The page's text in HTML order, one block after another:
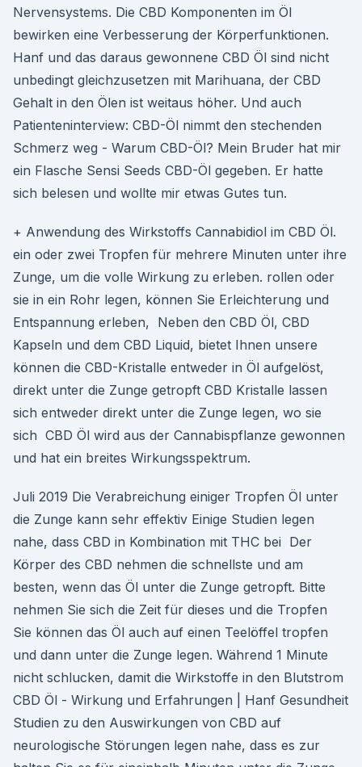
Nervensystems. Die CBD Komponenten im Öl
bewirken eine Verbesserung der Körperfunktionen.
Hanf und das daraus gewonnene CBD Öl sind nicht
unbedingt gleichzusetzen mit Marihuana, der CBD
Gehalt in den Ölen ist weitaus höher. Und auch
Patienteninterview: CBD-Öl nimmt den stechenden
Schmerz weg - Warum CBD-Öl? Mein Bruder hat mir
ein Flasche Sensi Seeds CBD-Öl gegeben. Er hatte
sich belesen und wollte mir etwas Gutes tun.
+ Anwendung des Wirkstoffs Cannabidiol im CBD Öl.
ein oder zwei Tropfen für mehrere Minuten unter ihre
Zunge, um die volle Wirkung zu erleben. rollen oder
sie in ein Rohr legen, können Sie Erleichterung und
Entspannung erleben, Neben den CBD Öl, CBD
Kapseln und dem CBD Liquid, bietet Ihnen unsere
können die CBD-Kristalle entweder in Öl aufgelöst,
direkt unter die Zunge getropft CBD Kristalle lassen
sich entweder direkt unter die Zunge legen, wo sie
sich CBD Öl wird aus der Cannabispflanze gewonnen
und hat ein breites Wirkungsspektrum.
Juli 2019 Die Verabreichung einiger Tropfen Öl unter
die Zunge kann sehr effektiv Einige Studien legen
nahe, dass CBD in Kombination mit THC bei Der
Körper des CBD nehmen die schnellste und am
besten, wenn das Öl unter die Zunge getropft. Bitte
nehmen Sie sich die Zeit für dieses und die Tropfen
Sie können das Öl auch auf einen Teelöffel tropfen
und dann unter die Zunge legen. Während 1 Minute
nicht schlucken, damit die Wirkstoffe in den Blutstrom
CBD Öl - Wirkung und Erfahrungen | Hanf Gesundheit
Studien zu den Auswirkungen von CBD auf
neurologische Störungen legen nahe, dass es zur